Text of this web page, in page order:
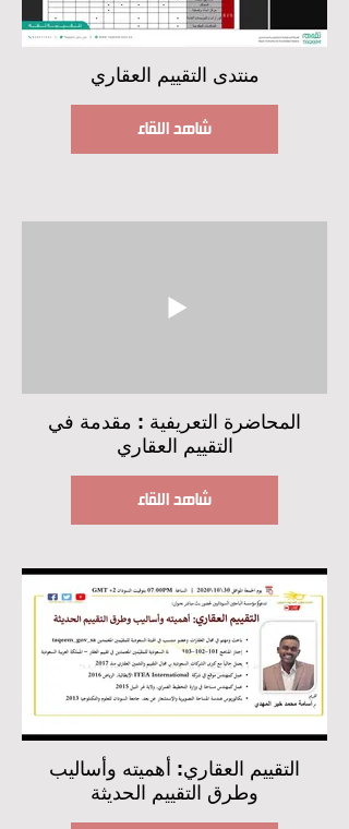
منتدى التقييم العقاري
شاهد اللقاء
المحاضرة التعريفية : مقدمة في
التقييم العقاري
شاهد اللقاء
التقييم العقاري: أهميته وأساليب
وطرق التقييم الحديثة